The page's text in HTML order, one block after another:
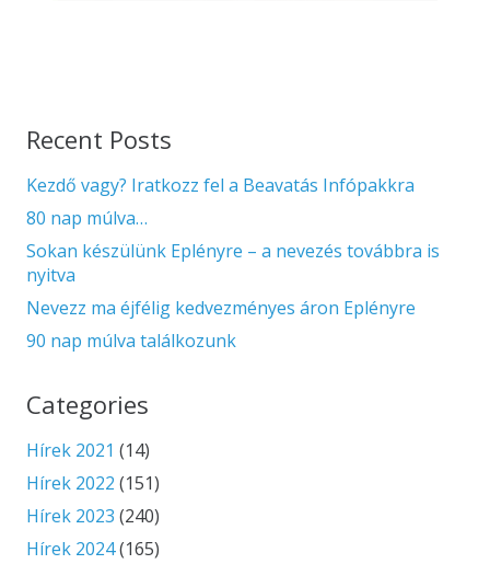
Recent Posts
Kezdő vagy? Iratkozz fel a Beavatás Infópakkra
80 nap múlva…
Sokan készülünk Eplényre – a nevezés továbbra is
nyitva
Nevezz ma éjfélig kedvezményes áron Eplényre
90 nap múlva találkozunk
Categories
Hírek 2021 (14)
Hírek 2022 (151)
Hírek 2023 (240)
Hírek 2024(165)